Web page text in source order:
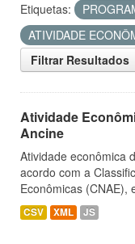
Etiquetas:
ATIVIDADE
Filtrar Resultados
Atividade
Ancine
Atividade econômica
acordo com a
Econômicas (CNAE),
CSV XML JS